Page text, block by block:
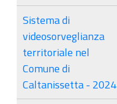
Sistema di
videosorveglianza
territoriale nel
Comune di
Caltanissetta - 2024